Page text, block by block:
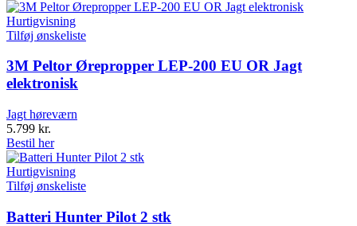
Hurtigvisning
Tilføj ønskeliste
3M Peltor Ørepropper LEP-200 EU OR Jagt
elektronisk
Jagt høreværn
5.799 kr.
Bestil her
Hurtigvisning
Tilføj ønskeliste
Batteri Hunter Pilot 2 stk